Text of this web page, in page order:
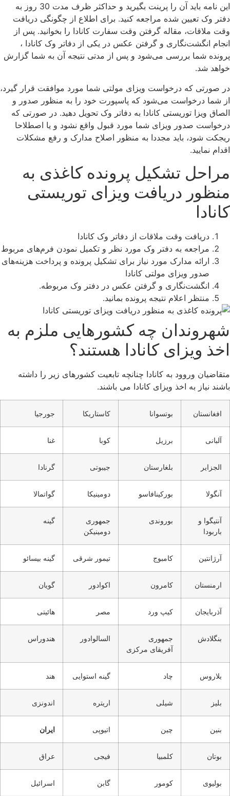
این نامه باید آن را پرینت بگیرید و حداکثر ظرف مدت 30 روز به
دفتر وک تعیین شده مراجعه کنید. برای اطلاع از چگونگی دریافت
وقت ملاقات، مقاله گرفتن وقت سفارت کانادا را بخوانید. پس از
انجام انگشت‌نگاری و گرفتن عکس در یکی از دفاتر وک کانادا ،
پرونده شما بررسی می‌شود و پس از مدتی نتیجه آن به شما گزارش
خواهد شد.
در صورتی که درخواست ویزای مولتی شما مورد موافقت قرار گیرد،
از شما درخواست می‌شود که پاسپورت خود را به منظور صدور و
الصاق ویزا توریستی کانادا به دفاتر وک تحویل دهید. در صورتی که
درخواست صدور ویزای شما مورد قبول واقع نشود و یا اصطلاحا
ریجکت شود، باید مجددا به منظور اصلاح مدارک و رفع مشکلات
اقدام نمایید.
مراحل تشکیل پرونده کاغذی به
منظور دریافت ویزای توریستی
کانادا
دریافت وقت ملاقات از دفاتر وک کانادا
مراجعه به دفتر وک مورد نظر و تکمیل نمودن فرم‌های مربوط
ارائه مدارک مورد نیاز برای تشکیل پرونده و پرداخت هزینه‌های
صدور ویزای مولتی کانادا
انگشت‌نگاری و گرفتن عکس در دفتر وک مربوطه.
منتظر اعلام نتیجه پرونده بمانید.
شهروندان چه کشورهایی ملزم به
اخذ ویزای کانادا هستند؟
متقاضیان وروود به کانادا چنانچه تابعیت کشورهای زیر را داشته
باشند نیاز به اخذ ویزای کانادا می باشند.
افغانستان بوتسوانا کاستاریکا جورجیا
آلبانی برزیل کوبا غنا
الجزایر بلغارستان جیبوتی گرنادا
آنگولا بورکینافاسو دومینیکا گواتمالا
آنتیگوا و
باربودا
بوروندی
جمهوری
دومینیکن
گینه
آرژانتین کامبوج تیمور شرقی گینه بیسائو
ارمنستان کامرون اکوادور گویان
آذربایجان کیپ ورد مصر هائیتی
بنگلادش
جمهوری
آفریقای مرکزی
السالوادور هندوراس
بلاروس چاد گینه استوایی هند
بلیز شیلی اریتره اندونزی
بنین چین اتیوپی ایران
بوتان کلمبیا فیجی عراق
بولیوی کومور گابن اسرائيل